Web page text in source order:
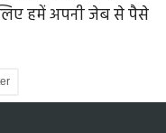
हमें अपनी जेब से पैसे